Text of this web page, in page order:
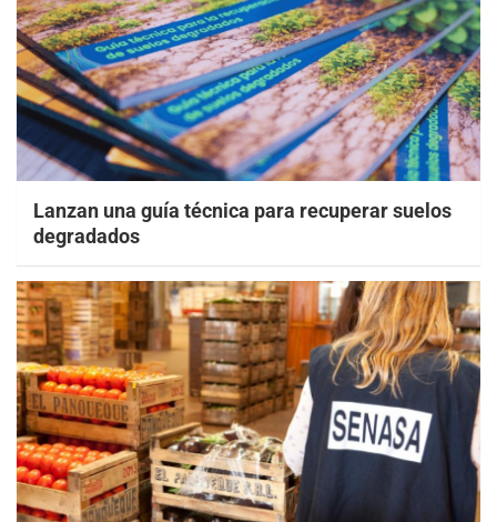
Lanzan una guía técnica para recuperar suelos
degradados